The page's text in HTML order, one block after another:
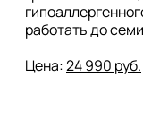
работать до
Цена: 24 990 руб.